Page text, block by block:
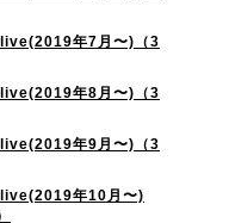
年7月〜)（3
年8月〜)（3
年9月〜)（3
年10月〜)